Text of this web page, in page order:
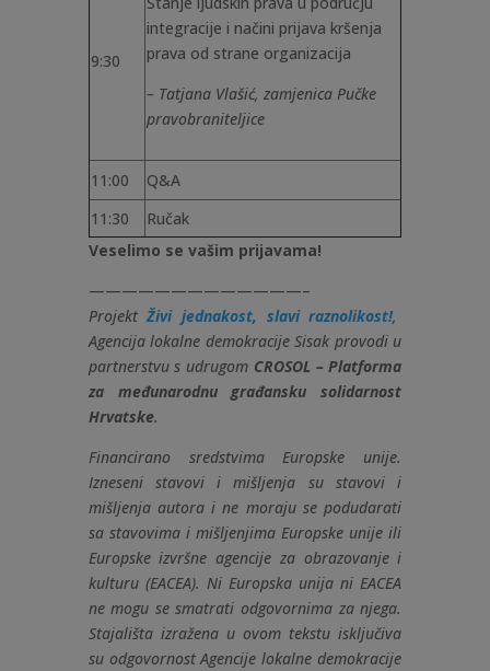
9:30
integracije i načini prijava kršenja
prava od strane organizacija
– Tatjana Vlašić, zamjenica Pučke
pravobraniteljice
11:00
Q&A
11:30
Ručak
Veselimo se vašim prijavama!
—————————————–
ProjektŽivi jednakost, slavi raznolikost!,
Agencija lokalne demokracije Sisak provodi u
partnerstvu s udrugom CROSOL – Platforma
za međunarodnu građansku solidarnost
Hrvatske.
Financirano sredstvima Europske unije.
Izneseni stavovi i mišljenja su stavovi i
mišljenja autora i ne moraju se podudarati
sa stavovima i mišljenjima Europske unije ili
Europske izvršne agencije za obrazovanje i
kulturu (EACEA). Ni Europska unija ni EACEA
ne mogu se smatrati odgovornima za njega.
Stajališta izražena u ovom tekstu isključiva
su odgovornost Agencije lokalne demokracije